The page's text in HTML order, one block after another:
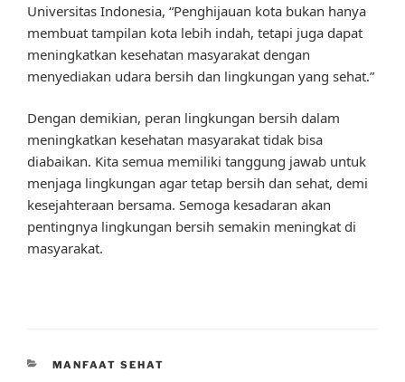
Universitas Indonesia, “Penghijauan kota bukan hanya
membuat tampilan kota lebih indah, tetapi juga dapat
meningkatkan kesehatan masyarakat dengan
menyediakan udara bersih dan lingkungan yang sehat.”
Dengan demikian, peran lingkungan bersih dalam
meningkatkan kesehatan masyarakat tidak bisa
diabaikan. Kita semua memiliki tanggung jawab untuk
menjaga lingkungan agar tetap bersih dan sehat, demi
kesejahteraan bersama. Semoga kesadaran akan
pentingnya lingkungan bersih semakin meningkat di
masyarakat.
CATEGORIES
MANFAAT SEHAT